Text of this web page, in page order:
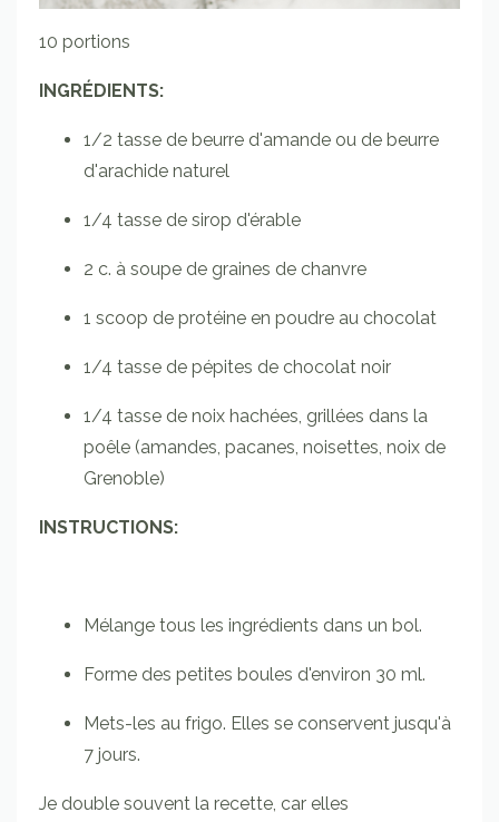
10 portions
INGRÉDIENTS:
1/2 tasse de beurre d'amande ou de beurre
d'arachide naturel
1/4 tasse de sirop d'érable
2 c. à soupe de graines de chanvre
1 scoop de protéine en poudre au chocolat
1/4 tasse de pépites de chocolat noir
1/4 tasse de noix hachées, grillées dans la
poêle (amandes, pacanes, noisettes, noix de
Grenoble)
INSTRUCTIONS:
Mélange tous les ingrédients dans un bol.
Forme des petites boules d'environ 30 ml.
Mets-les au frigo. Elles se conservent jusqu'à
7 jours.
Je double souvent la recette, car elles